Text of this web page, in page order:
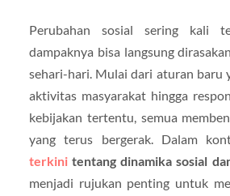
Perubahan sosial sering kali
dampaknya bisa langsung
sehari-hari. Mulai dari aturan baru
aktivitas masyarakat hingga
kebijakan tertentu, semua
yang terus bergerak. Dalam
terkinitentang dinamika sosial
menjadi rujukan penting untuk